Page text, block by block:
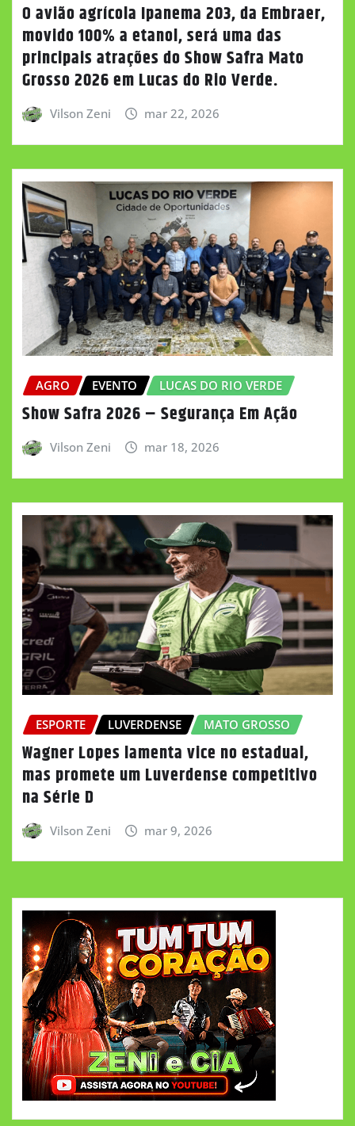
O avião agrícola Ipanema 203, da Embraer,
movido 100% a etanol, será uma das
principais atrações do Show Safra Mato
Grosso 2026 em Lucas do Rio Verde.
Vilson Zeni mar 22, 2026
AGRO EVENTO LUCAS DO RIO VERDE
Show Safra 2026 – Segurança Em Ação
Vilson Zeni mar 18, 2026
ESPORTE LUVERDENSE MATO GROSSO
Wagner Lopes lamenta vice no estadual,
mas promete um Luverdense competitivo
na Série D
Vilson Zeni mar 9, 2026